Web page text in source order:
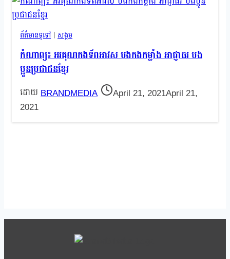
ព័ត៌មានទូទៅ | សង្គម
កំណាព្យ៖ អរគុណកងទ័ពអាវស បងកងកម្លាំង អាជ្ញាធរ បង
ប្អូនប្រជាជនខ្មែរ
BRANDMEDIA April 21, 2021April 21,
2021